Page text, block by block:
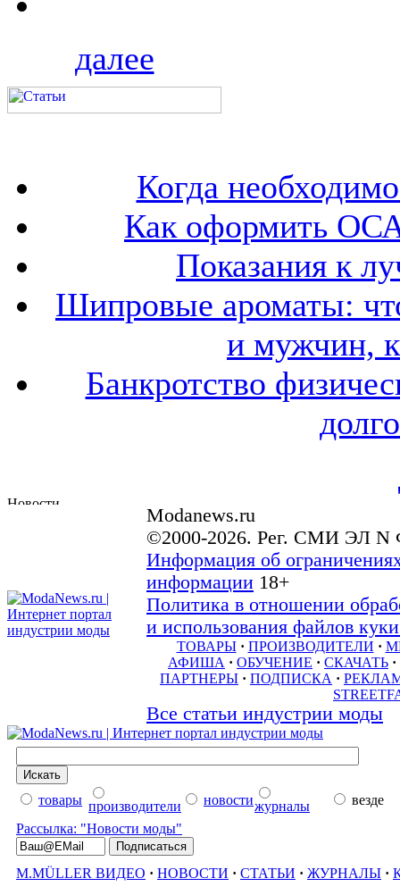
далее
Когда
Как оформить
Показания к
Шипровые ароматы:
и мужчин,
Банкротство
Modanews.ru
©2000-2026. Рег. СМИ ЭЛ N
Информация об
информации 18+
Политика в отношении
и использования файлов
ТОВАРЫ · ПРОИЗВОДИТЕЛИ ·
АФИША · ОБУЧЕНИЕ · СКАЧАТЬ ·
ПАРТНЕРЫ · ПОДПИСКА ·
Все статьи индустрии моды
товары производители новостижурналы
везде
Рассылка: "Новости моды"
M.MÜLLER ВИДЕО · НОВОСТИ · СТАТЬИ · ЖУРНАЛЫ ·